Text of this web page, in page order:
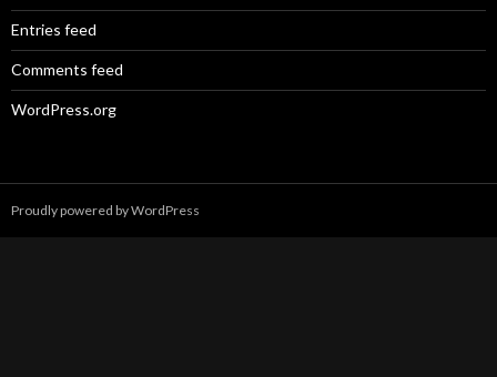
Entries feed
Comments feed
WordPress.org
Proudly powered by WordPress